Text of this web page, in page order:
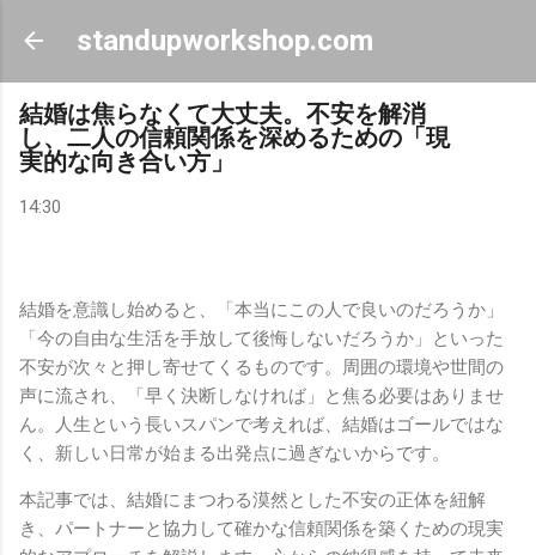
スキップしてメイン コンテンツに移動
standupworkshop.com
結婚は焦らなくて大丈夫。不安を解消
し、二人の信頼関係を深めるための「現
実的な向き合い方」
14:30
結婚を意識し始めると、「本当にこの人で良いのだろうか」
「今の自由な生活を手放して後悔しないだろうか」といった
不安が次々と押し寄せてくるものです。周囲の環境や世間の
声に流され、「早く決断しなければ」と焦る必要はありませ
ん。人生という長いスパンで考えれば、結婚はゴールではな
く、新しい日常が始まる出発点に過ぎないからです。
本記事では、結婚にまつわる漠然とした不安の正体を紐解
き、パートナーと協力して確かな信頼関係を築くための現実